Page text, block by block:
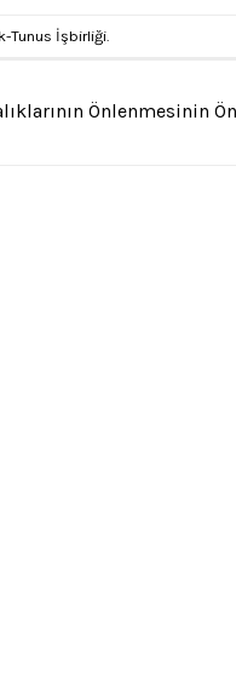
Tunus İşbirliği
Önlenmesinin